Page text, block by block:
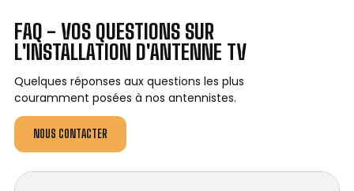
FAQ - VOS QUESTIONS SUR
L'INSTALLATION D'ANTENNE TV
Quelques réponses aux questions les plus
couramment posées à nos antennistes.
NOUS CONTACTER